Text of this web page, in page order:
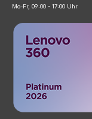
Mo-Fr, 09:00 - 17:00 Uhr